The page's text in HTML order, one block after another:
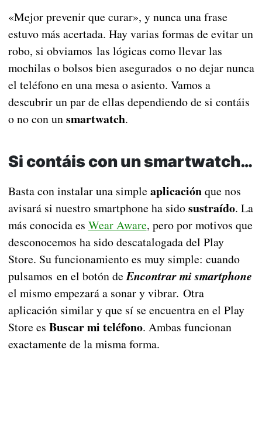
«Mejor prevenir que curar», y nunca una frase
estuvo más acertada. Hay varias formas de evitar un
robo, si obviamos las lógicas como llevar las
mochilas o bolsos bien asegurados o no dejar nunca
el teléfono en una mesa o asiento. Vamos a
descubrir un par de ellas dependiendo de si contáis
o no con unsmartwatch.
Si contáis con un smartwatch…
Basta con instalar una simple aplicaciónque nos
avisará si nuestro smartphone ha sidosustraído. La
más conocida es Wear Aware, pero por motivos que
desconocemos ha sido descatalogada del Play
Store. Su funcionamiento es muy simple: cuando
pulsamos en el botón deEncontrar mi smartphone
el mismo empezará a sonar y vibrar. Otra
aplicación similar y que sí se encuentra en el Play
Store es Buscar mi teléfono. Ambas funcionan
exactamente de la misma forma.